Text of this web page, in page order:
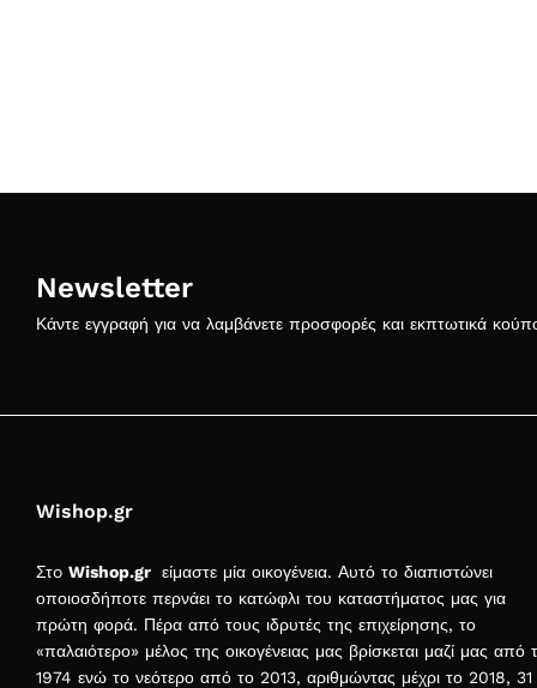
Newsletter
Κάντε εγγραφή για να λαμβάνετε προσφορές και εκπτωτικά
Wishop.gr
Στo Wishop.gr είμαστε μία οικογένεια. Αυτό το διαπιστώνει
οποιοσδήποτε περνάει το κατώφλι του καταστήματος μας για
πρώτη φορά. Πέρα από τους ιδρυτές της επιχείρησης, το
«παλαιότερο» μέλος της οικογένειας μας βρίσκεται μαζί μας από
1974 ενώ το νεότερο από το 2013, αριθμώντας μέχρι το 2018, 31